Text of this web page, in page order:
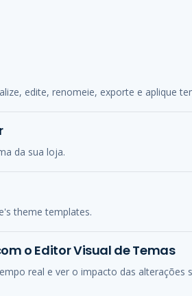
edite, renomeie, exporte e aplique
da sua loja.
theme templates.
o Editor Visual de Temas
real e ver o impacto das alterações